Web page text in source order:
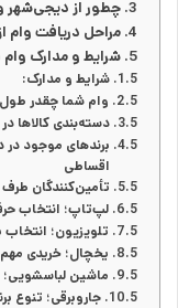
چطور از دیجی‌شهر
مراحل دریافت وام
شرایط و مدارک
شرایط و مدارک:
وام شما چقدر
دسته‌بندی کالاها
برندهای موجود در
اقساطی
تأمین‌کنندگان طرف
لپ‌تاپ؛ انتخاب
تلویزیون؛ انتخاب
یخچال؛ خریدی مهم
ماشین لباسشویی؛
جاروبرقی؛ تنوع